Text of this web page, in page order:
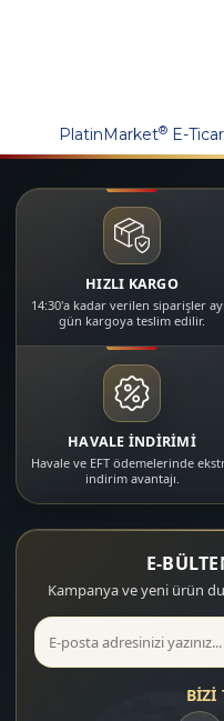
PlatinMarket® E-
HIZLI KARGO
14:30'a kadar verilen siparişler
gün kargoya teslim edilir.
HAVALE İNDİRİMİ
Havale ve EFT ödemelerinde
indirim avantajı.
E-
Kampanya ve yeni ürün
BİZİ